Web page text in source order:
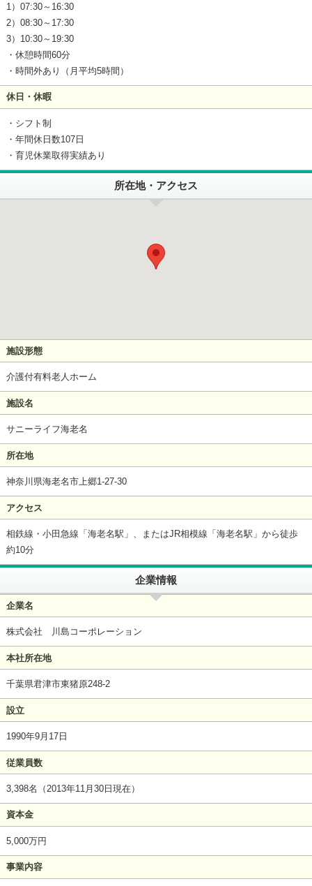
1）07:30～16:30
2）08:30～17:30
3）10:30～19:30
・休憩時間60分
・時間外あり（月平均5時間）
休日・休暇
・シフト制
・年間休日数107日
・育児休業取得実績あり
所在地・アクセス
施設形態
介護付有料老人ホーム
施設名
サニーライフ海老名
所在地
神奈川県海老名市上郷1-27-30
アクセス
相鉄線・小田急線「海老名駅」、またはJR相模線「海老名駅」から徒歩
約10分
企業情報
企業名
株式会社 川島コーポレーション
本社所在地
千葉県君津市東猪原248-2
設立
1990年9月17日
従業員数
3,398名（2013年11月30日現在）
資本金
5,000万円
事業内容